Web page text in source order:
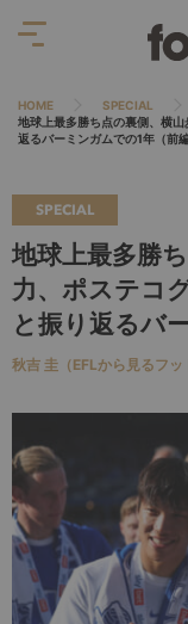
HOME
SPECIAL
地球上最多勝ち点の裏側、横
返るバーミンガムでの1年（前編
SPECIAL
地球上最多勝
力、ポステコ
と振り返るバ
秋吉 圭（EFLから見るフッ